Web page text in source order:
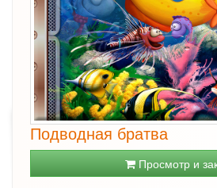
Подводная братва
Просмотр и